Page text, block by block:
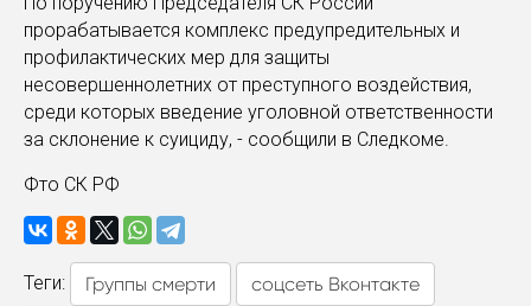
прорабатывается комплекс предупредительных и
профилактических мер для защиты
несовершеннолетних от преступного воздействия,
среди которых введение уголовной ответственности
за склонение к суициду, - сообщили в Следкоме.
Фто СК РФ
Теги: Группы смерти
соцсеть Вконтакте